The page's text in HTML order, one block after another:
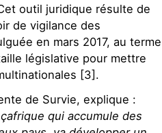
outil juridique résulte de
de vigilance des
en mars 2017, au terme
législative pour mettre
[3].
de Survie, explique :
qui accumule des